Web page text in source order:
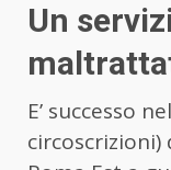
Un
E’ successo